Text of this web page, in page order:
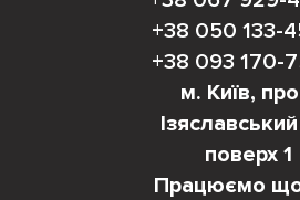
+38 050 133-
+38 093 170-
м. Київ,
поверх 1
Працюємо